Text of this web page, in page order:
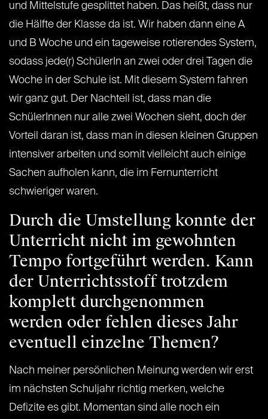
und Mittelstufe gesplittet haben. Das heißt, dass nur
die Hälfte der Klasse da ist. Wir haben dann eine A
und B Woche und ein tageweise rotierendes System,
sodass jede(r) SchülerIn an zwei oder drei Tagen die
Woche in der Schule ist. Mit diesem System fahren
wir ganz gut. Der Nachteil ist, dass man die
SchülerInnen nur alle zwei Wochen sieht, doch der
Vorteil daran ist, dass man in diesen kleinen Gruppen
intensiver arbeiten und somit vielleicht auch einige
Sachen aufholen kann, die im Fernunterricht
schwieriger waren.
Durch die Umstellung konnte der
Unterricht nicht im gewohnten
Tempo fortgeführt werden. Kann
der Unterrichtsstoff trotzdem
komplett durchgenommen
werden oder fehlen dieses Jahr
eventuell einzelne Themen?
Nach meiner persönlichen Meinung werden wir erst
im nächsten Schuljahr richtig merken, welche
Defizite es gibt. Momentan sind alle noch ein